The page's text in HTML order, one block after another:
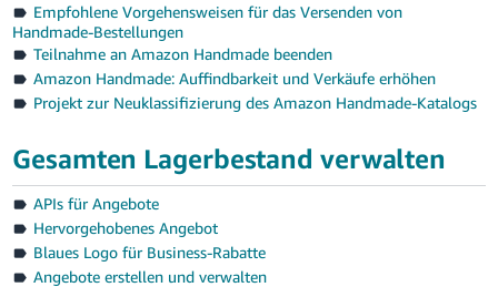
Empfohlene Vorgehensweisen für das Versenden von
Handmade-Bestellungen
Teilnahme an Amazon Handmade beenden
Amazon Handmade: Auffindbarkeit und Verkäufe erhöhen
Projekt zur Neuklassifizierung des Amazon Handmade-Katalogs
Gesamten Lagerbestand verwalten
APIs für Angebote
Hervorgehobenes Angebot
Blaues Logo für Business-Rabatte
Angebote erstellen und verwalten